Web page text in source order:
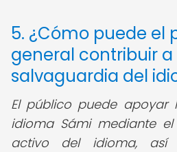
5. ¿Cómo puede el
general contribuir a
salvaguardia del
El público puede apoyar
idioma Sámi mediante el
activo del idioma, así